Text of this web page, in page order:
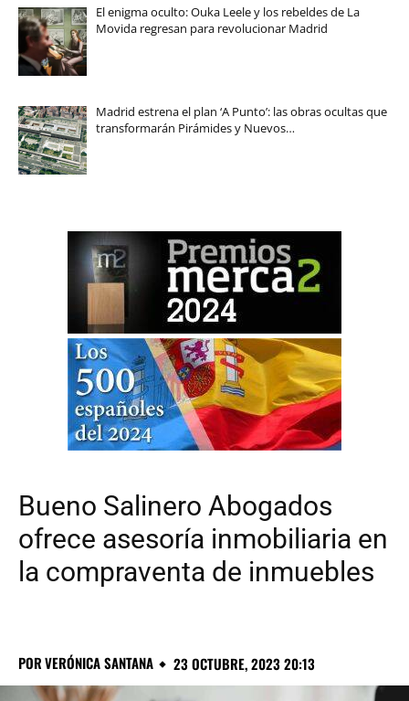
El enigma oculto: Ouka Leele y los rebeldes de La
Movida regresan para revolucionar Madrid
Madrid estrena el plan ‘A Punto’: las obras ocultas que
transformarán Pirámides y Nuevos…
Bueno Salinero Abogados
ofrece asesoría inmobiliaria en
la compraventa de inmuebles
PORVERÓNICA SANTANA 23 OCTUBRE, 2023 20:13